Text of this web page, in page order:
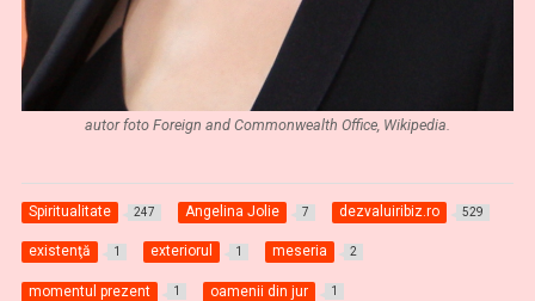
autor foto Foreign and Commonwealth Office, Wikipedia.
Spiritualitate 247 Angelina Jolie 7 dezvaluiribiz.ro 529
existenţă 1 exteriorul 1 meseria 2
momentul prezent 1 oamenii din jur 1